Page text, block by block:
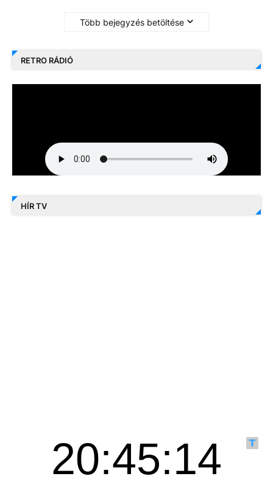
Több bejegyzés betöltése
RETRO RÁDIÓ
HÍR TV